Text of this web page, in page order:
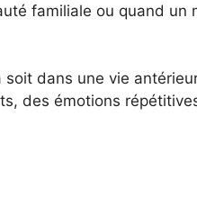
familiale ou quand un
dans une vie
des émotions